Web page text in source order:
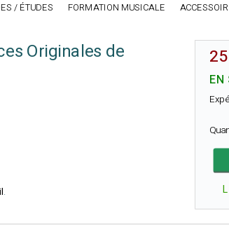
/ ÉTUDES FORMATION MUSICALE
Originales de
.
EN